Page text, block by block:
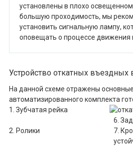
установлены в плохо
большую проходимость, мы
установить сигнальную лампу,
оповещать о процессе движения
Устройство откатных въездных
На данной схеме отражены
автоматизированного комплекта
1. Зубчатая рейка
6.
2. Ролики
7.